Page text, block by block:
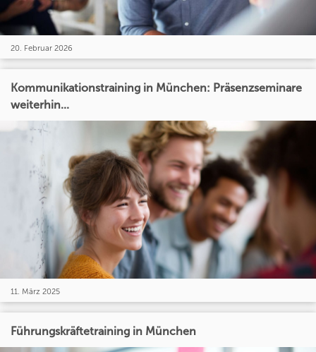
20. Februar 2026
Kommunikationstraining in München: Präsenzseminare
weiterhin...
11. März 2025
Führungskräftetraining in München